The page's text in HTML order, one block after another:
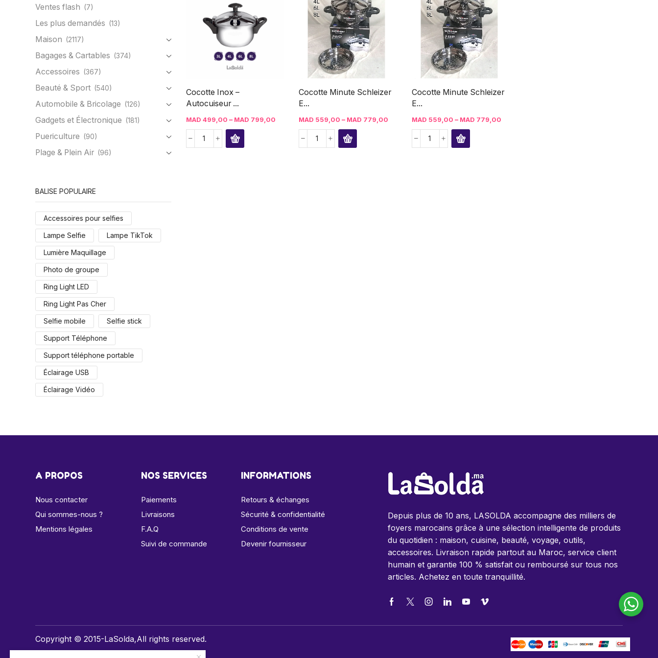
Cocotte Inox –
Autocuiseur ...
MAD 499,00 – MAD 799,00
Cocotte Minute Schleizer
E...
MAD 559,00 – MAD 779,00
Cocotte Minute Schleizer
E...
MAD 559,00 – MAD 779,00
Ventes flash (7)
Les plus demandés (13)
Maison (2117)
Bagages & Cartables (374)
Accessoires (367)
Beauté & Sport (540)
Automobile & Bricolage (126)
Gadgets et Électronique (181)
Puericulture (90)
Plage & Plein Air (96)
BALISE POPULAIRE
Accessoires pour selfies
Lampe Selfie Lampe TikTok
Lumière Maquillage
Photo de groupe
Ring Light LED
Ring Light Pas Cher
Selfie mobile Selfie stick
Support Téléphone
Support téléphone portable
Éclairage USB
Éclairage Vidéo
A PROPOS
Nous contacter
Qui sommes-nous ?
Mentions légales
NOS SERVICES
Paiements
Livraisons
F.A.Q
Suivi de commande
INFORMATIONS
Retours & échanges
Sécurité & confidentialité
Conditions de vente
Devenir fournisseur
Depuis plus de 10 ans, LASOLDA accompagne des milliers de
foyers marocains grâce à une sélection intelligente de produits
du quotidien : maison, cuisine, beauté, voyage, outils,
accessoires. Livraison rapide partout au Maroc, service client
humain et garantie 100 % satisfait ou remboursé sur tous nos
articles. Achetez en toute tranquillité.
Copyright © 2015-LaSolda,All rights reserved.